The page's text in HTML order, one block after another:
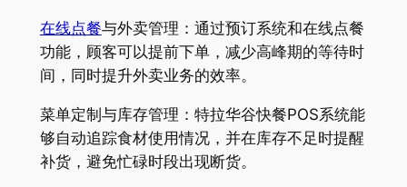
在线点餐与外卖管理：通过预订系统和在线点餐
功能，顾客可以提前下单，减少高峰期的等待时
间，同时提升外卖业务的效率。
菜单定制与库存管理：特拉华谷快餐POS系统能
够自动追踪食材使用情况，并在库存不足时提醒
补货，避免忙碌时段出现断货。